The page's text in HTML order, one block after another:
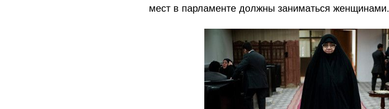
мест в парламенте должны заниматься женщинами.